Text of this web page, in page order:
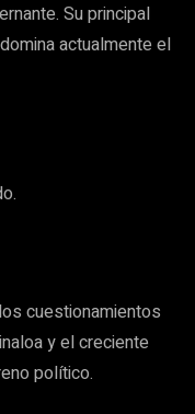
Su principal
actualmente el
cuestionamientos
y el creciente
político.